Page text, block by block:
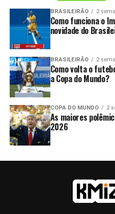
BRASILEIRÃO 2
Como funciona o
novidade do
BRASILEIRÃO 2
Como volta o
a Copa do Mundo?
COPA DO MUNDO 2
As maiores
2026